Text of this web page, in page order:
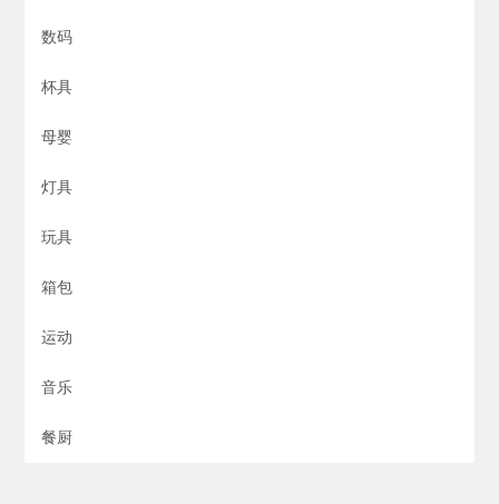
数码
杯具
母婴
灯具
玩具
箱包
运动
音乐
餐厨